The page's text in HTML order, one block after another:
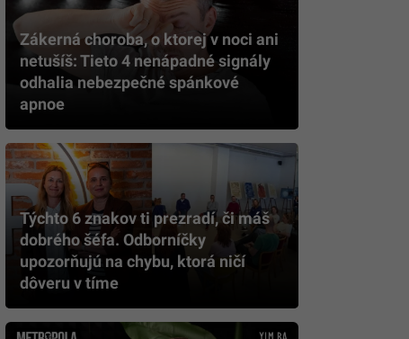
Zákerná choroba, o ktorej v noci ani
netušíš: Tieto 4 nenápadné signály
odhalia nebezpečné spánkové
apnoe
Týchto 6 znakov ti prezradí, či máš
dobrého šéfa. Odborníčky
upozorňujú na chybu, ktorá ničí
dôveru v tíme